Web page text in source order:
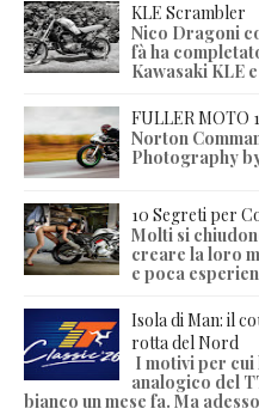
KLE Scrambler
Nico Dragoni
fà ha
Kawasaki KLE
FULLER MOTO
Norton
Photography
10 Segreti per
Molti si
creare la loro
e poca
Isola di Man: il
rotta del Nord
I motivi per cui
analogico del
bianco un mese fa. Ma